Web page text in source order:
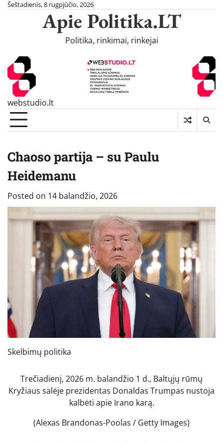
SkipŠeštadienis, 8 rugpjūčio, 2026
Apie Politika.LT
Politika, rinkimai, rinkejai
webstudio.lt
Chaoso partija – su Paulu
Heidemanu
Posted on 14 balandžio, 2026
Skelbimų politika
Trečiadienį, 2026 m. balandžio 1 d., Baltųjų rūmų
Kryžiaus salėje prezidentas Donaldas Trumpas nustoja
kalbėti apie Irano karą.
(Alexas Brandonas-Poolas / Getty Images)